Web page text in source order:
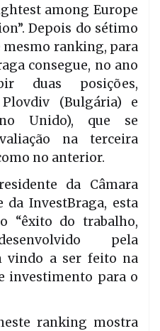
among Europe
Depois do sétimo
mesmo ranking, para
consegue, no ano
duas posições,
(Bulgária) e
Unido), que se
na terceira
no anterior.
da Câmara
InvestBraga, esta
“êxito do trabalho,
pela
vindo a ser feito na
investimento para o
ranking mostra